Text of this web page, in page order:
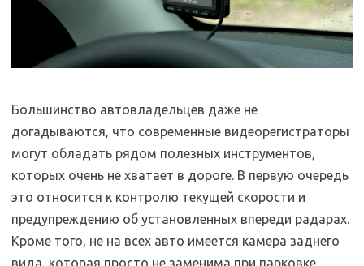
Большинство автовладельцев даже не
догадываются, что современные видеорегистраторы
могут обладать рядом полезных инструментов,
которых очень не хватает в дороге. В первую очередь
это относится к контролю текущей скорости и
предупреждению об установленных впереди радарах.
Кроме того, не на всех авто имеется камера заднего
вида, которая просто не заменима при парковке.